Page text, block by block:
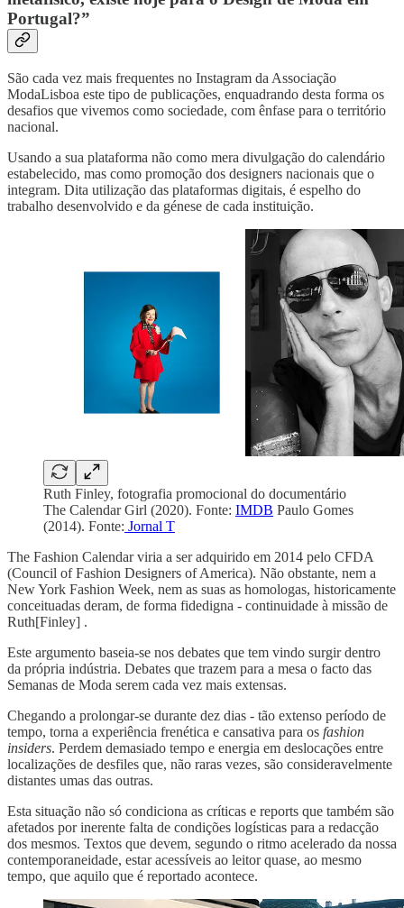
Portugal?”
São cada vez mais frequentes no Instagram da Associação
ModaLisboa este tipo de publicações, enquadrando desta forma os
desafios que vivemos como sociedade, com ênfase para o território
nacional.
Usando a sua plataforma não como mera divulgação do calendário
estabelecido, mas como promoção dos designers nacionais que o
integram. Dita utilização das plataformas digitais, é espelho do
trabalho desenvolvido e da génese de cada instituição.
Ruth Finley, fotografia promocional do documentário
The Calendar Girl (2020). Fonte: IMDB Paulo Gomes
(2014). Fonte: Jornal T
The Fashion Calendar viria a ser adquirido em 2014 pelo CFDA
(Council of Fashion Designers of America). Não obstante, nem a
New York Fashion Week, nem as suas as homologas, historicamente
conceituadas deram, de forma fidedigna - continuidade à missão de
Ruth[Finley] .
Este argumento baseia-se nos debates que tem vindo surgir dentro
da própria indústria. Debates que trazem para a mesa o facto das
Semanas de Moda serem cada vez mais extensas.
Chegando a prolongar-se durante dez dias - tão extenso período de
tempo, torna a experiência frenética e cansativa para os fashion
insiders. Perdem demasiado tempo e energia em deslocações entre
localizações de desfiles que, não raras vezes, são consideravelmente
distantes umas das outras.
Esta situação não só condiciona as críticas e reports que também são
afetados por inerente falta de condições logísticas para a redacção
dos mesmos. Textos que devem, segundo o ritmo acelerado da nossa
contemporaneidade, estar acessíveis ao leitor quase, ao mesmo
tempo, que aquilo que é reportado acontece.